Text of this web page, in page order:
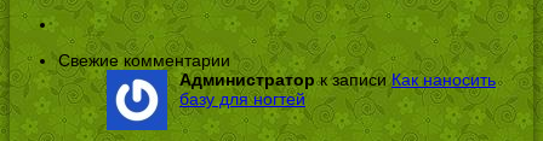
Свежие комментарии
Администраторк записиКак наносить
базу для ногтей